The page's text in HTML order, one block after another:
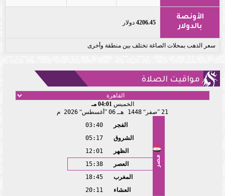
الأونصة
بالدولار
4206.45 دولار
سعر الذهب بمحلات الصاغة تختلف بين منطقة وأخرى
مواقيت الصلاة
الخميس 04:01 مـ
21
صفر 1448 هـ 06 أغسطس 2026 م
مصر
الفجر
03:40
الشروق
05:17
الظهر
12:01
العصر
15:38
المغرب
18:45
العشاء
20:11